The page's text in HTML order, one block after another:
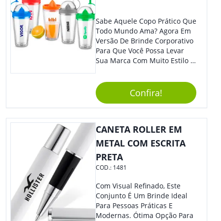
Sabe Aquele Copo Prático Que
Todo Mundo Ama? Agora Em
Versão De Brinde Corporativo
Para Que Você Possa Levar
Sua Marca Com Muito Estilo E
Praticidade À Eventos E Feiras
De Exposição.Confira!
CANETA ROLLER EM
METAL COM ESCRITA
PRETA
COD.: 1481
Com Visual Refinado, Este
Conjunto É Um Brinde Ideal
Para Pessoas Práticas E
Modernas. Ótima Opção Para